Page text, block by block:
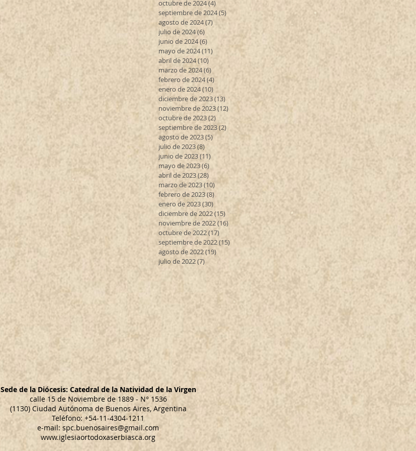
octubre de 2024(4)
septiembre de 2024(5) 5 entradas
agosto de 2024(7)
julio de 2024(6)
junio de 2024(6)
mayo de 2024(11) 11 entradas
abril de 2024(10)
marzo de 2024(6) 6 entradas
febrero de 2024(4)
enero de 2024(10) 10 entradas
diciembre de 2023(13) 13 entradas
noviembre de 2023(12) 12 entradas
octubre de 2023(2) 2 entradas
septiembre de 2023(2) 2 entradas
agosto de 2023(5) 5 entradas
julio de 2023(8) 8 entradas
junio de 2023(11) 11 entradas
mayo de 2023(6)
abril de 2023(28) 28 entradas
marzo de 2023(10) 10 entradas
febrero de 2023(8)
enero de 2023(30) 30 entradas
diciembre de 2022(15) 15 entradas
noviembre de 2022(16) 16 entradas
octubre de 2022(17)
septiembre de 2022(15) 15 entradas
agosto de 2022(19)
julio de 2022(7) 7 entradas
Sede de la Diócesis: Catedral de la Natividad de la Virgen
calle 15 de Noviembre de 1889 - N° 1536
(1130) Ciudad Autónoma de Buenos Aires, Argentina
Teléfono: +54-11-4304-1211
e-mail: spc.buenosaires@gmail.com
www.iglesiaortodoxaserbiasca.org